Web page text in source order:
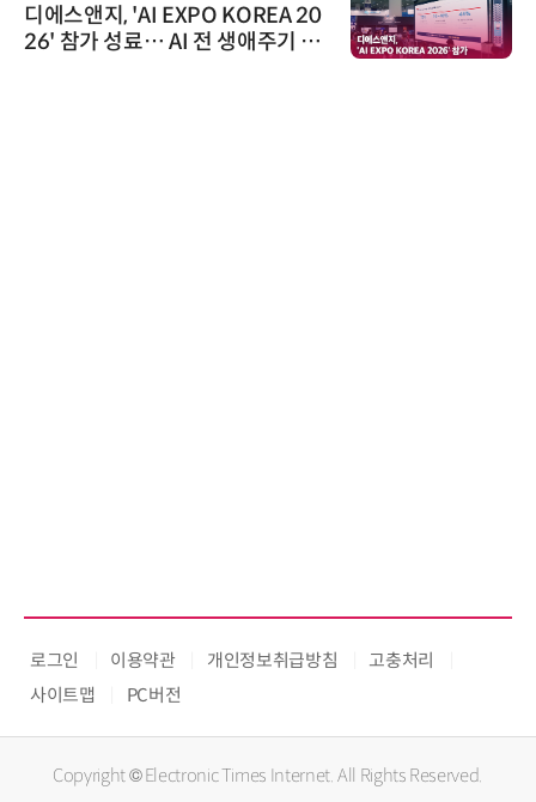
디에스앤지, 'AI EXPO KOREA 20
26' 참가 성료… AI 전 생애주기 아
로그인 이용약관 개인정보취급방침
고충처리
사이트맵
PC버전
Copyright © Electronic Times Internet. All Rights Reserved.